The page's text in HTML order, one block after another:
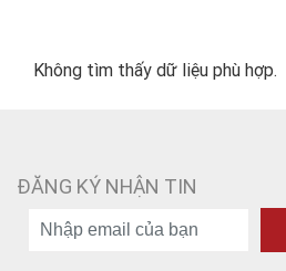
Không tìm thấy dữ liệu phù hợp.
ĐĂNG KÝ NHẬN TIN